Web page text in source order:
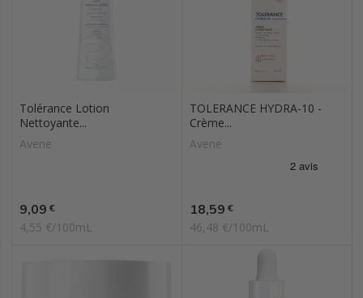
Tolérance Lotion
Nettoyante...
Avene
Prix
9,09 €
4,55 €/100mL
TOLERANCE HYDRA-10 -
Crème...
Avene
Prix
18,59 €
46,48 €/100mL